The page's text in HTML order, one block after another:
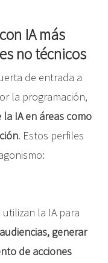
IA más
no técnicos
de entrada a
la programación,
IA en áreas como
. Estos perfiles
la IA para
generar
de acciones